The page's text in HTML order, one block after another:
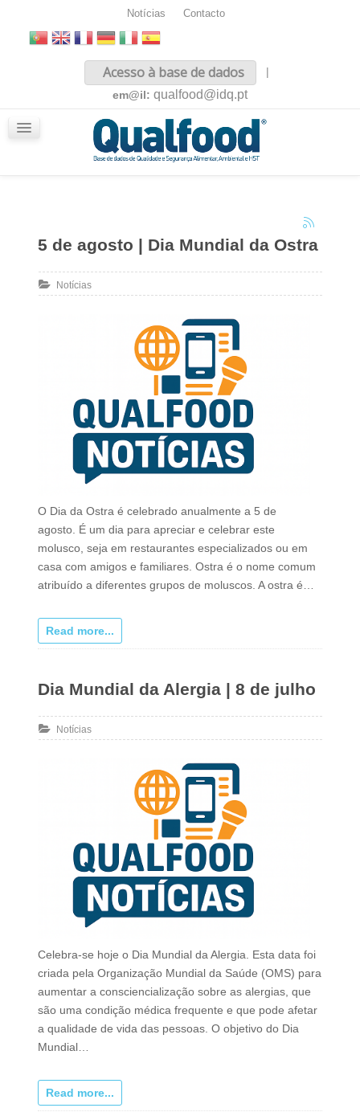
Notícias Contacto
Acesso à base de dados
|
em@il: qualfood@idq.pt
5 de agosto | Dia Mundial da Ostra
Notícias
O Dia da Ostra é celebrado anualmente a 5 de
agosto. É um dia para apreciar e celebrar este
molusco, seja em restaurantes especializados ou em
casa com amigos e familiares. Ostra é o nome comum
atribuído a diferentes grupos de moluscos. A ostra é…
Read more...
Dia Mundial da Alergia | 8 de julho
Notícias
Celebra-se hoje o Dia Mundial da Alergia. Esta data foi
criada pela Organização Mundial da Saúde (OMS) para
aumentar a consciencialização sobre as alergias, que
são uma condição médica frequente e que pode afetar
a qualidade de vida das pessoas. O objetivo do Dia
Mundial…
Read more...